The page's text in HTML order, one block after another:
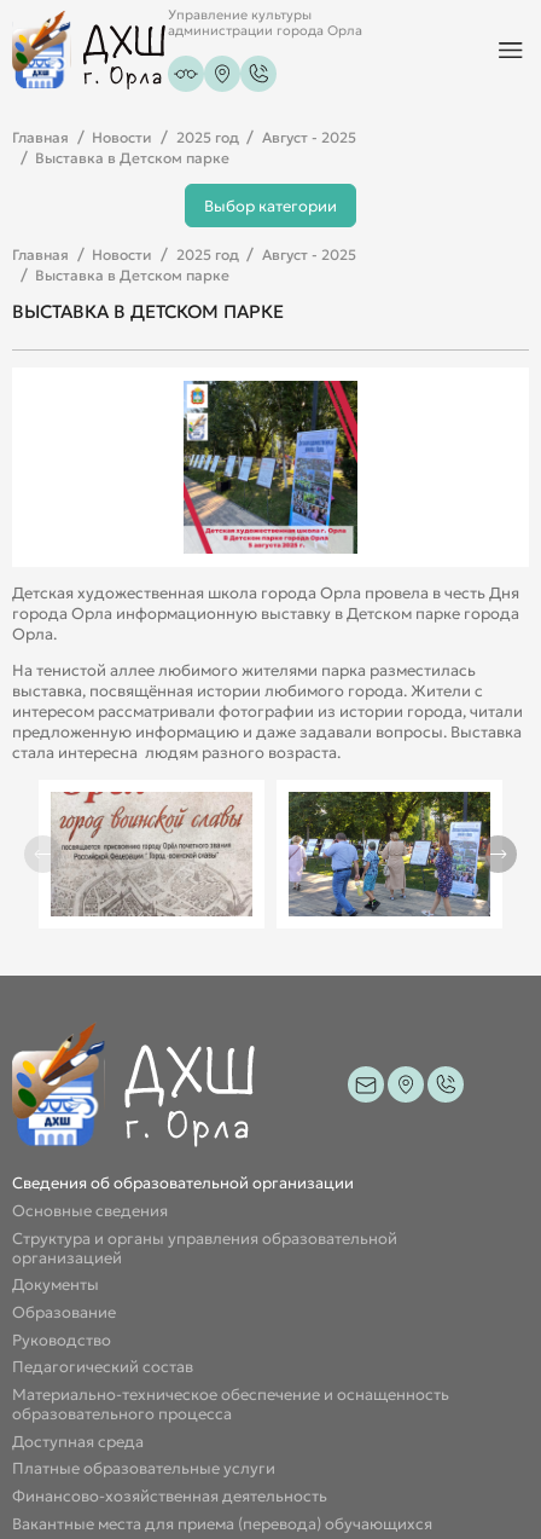
Управление культуры
администрации города Орла
Главная Новости 2025 год
Август - 2025
Выставка в Детском парке
Выбор категории
Главная Новости 2025 год
Август - 2025
Выставка в Детском парке
ВЫСТАВКА В ДЕТСКОМ ПАРКЕ
Детская художественная школа города Орла провела в честь Дня
города Орла информационную выставку в Детском парке города
Орла.
На тенистой аллее любимого жителями парка разместилась
выставка, посвящённая истории любимого города. Жители с
интересом рассматривали фотографии из истории города, читали
предложенную информацию и даже задавали вопросы. Выставка
стала интересна людям разного возраста.
Сведения об образовательной организации
Основные сведения
Структура и органы управления образовательной
организацией
Документы
Образование
Руководство
Педагогический состав
Материально-техническое обеспечение и оснащенность
образовательного процесса
Доступная среда
Платные образовательные услуги
Финансово-хозяйственная деятельность
Вакантные места для приема (перевода) обучающихся